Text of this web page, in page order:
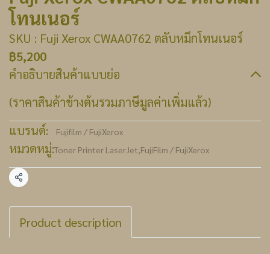
โทนเนอร์
SKU : Fuji Xerox CWAA0762 ตลับหมึกโทนเนอร์
฿5,200
คำอธิบายสินค้าแบบย่อ
(ราคาสินค้าข้างต้นรวมภาษีมูลค่าเพิ่มแล้ว)
แบรนด์:
Fujifilm / FujiXerox
หมวดหมู่:Toner Printer LaserJet,FujiFilm / FujiXerox
แชร์
Product description